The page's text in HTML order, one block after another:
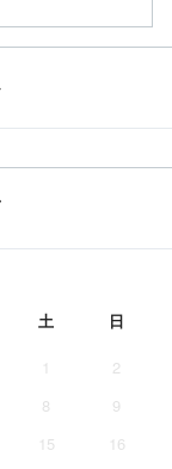
土 日
1
2
8
9
15
16